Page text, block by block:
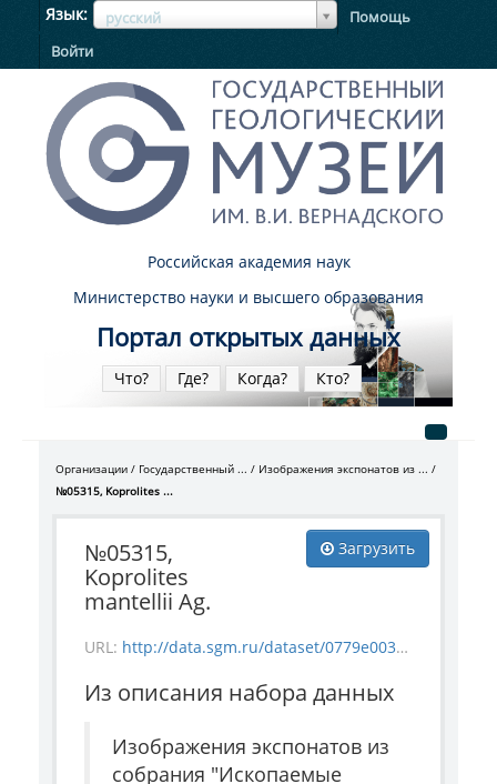
Язык русский
ЯзыкЯзык
Помощь
Войти
Российская академия наук
Министерство науки и высшего образования
Портал открытых данных
Что? Где? Когда? Кто?
Организации Государственный ...
Изображения экспонатов из ...
№05315, Koprolites ...
Загрузить
№05315,
Koprolites
mantellii Ag.
URL: http://data.sgm.ru/dataset/0779e003-a6be-4363-bd84-0ae696d3d0ba/resource/dd532d79-5267-4f4b-bee8-7520d33b5f47/download/5315.jpg
Из описания набора данных
Изображения экспонатов из
собрания "Ископаемые